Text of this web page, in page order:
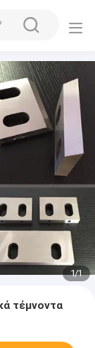
1/1
τέμνοντα